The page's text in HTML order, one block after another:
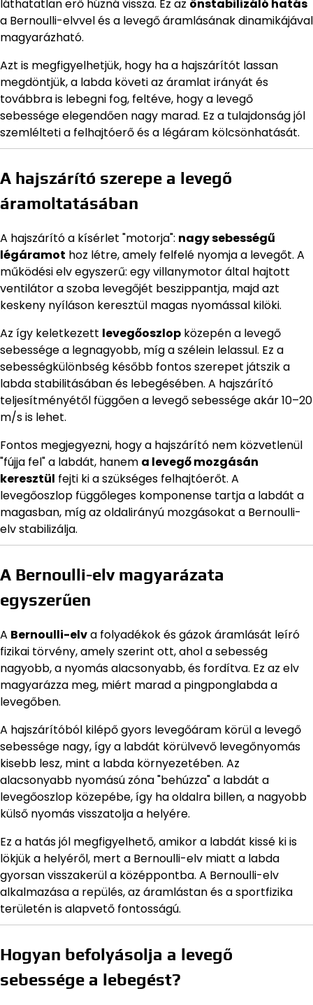
láthatatlan erő húzná vissza. Ez az önstabilizáló hatás
a Bernoulli-elvvel és a levegő áramlásának dinamikájával
magyarázható.
Azt is megfigyelhetjük, hogy ha a hajszárítót lassan
megdöntjük, a labda követi az áramlat irányát és
továbbra is lebegni fog, feltéve, hogy a levegő
sebessége elegendően nagy marad. Ez a tulajdonság jól
szemlélteti a felhajtóerő és a légáram kölcsönhatását.
A hajszárító szerepe a levegő
áramoltatásában
A hajszárító a kísérlet "motorja": nagy sebességű
légáramot hoz létre, amely felfelé nyomja a levegőt. A
működési elv egyszerű: egy villanymotor által hajtott
ventilátor a szoba levegőjét beszippantja, majd azt
keskeny nyíláson keresztül magas nyomással kilöki.
Az így keletkezett levegőoszlop közepén a levegő
sebessége a legnagyobb, míg a szélein lelassul. Ez a
sebességkülönbség később fontos szerepet játszik a
labda stabilitásában és lebegésében. A hajszárító
teljesítményétől függően a levegő sebessége akár 10–20
m/s is lehet.
Fontos megjegyezni, hogy a hajszárító nem közvetlenül
"fújja fel" a labdát, hanem a levegő mozgásán
keresztül fejti ki a szükséges felhajtóerőt. A
levegőoszlop függőleges komponense tartja a labdát a
magasban, míg az oldalirányú mozgásokat a Bernoulli-
elv stabilizálja.
A Bernoulli-elv magyarázata
egyszerűen
A Bernoulli-elva folyadékok és gázok áramlását leíró
fizikai törvény, amely szerint ott, ahol a sebesség
nagyobb, a nyomás alacsonyabb, és fordítva. Ez az elv
magyarázza meg, miért marad a pingponglabda a
levegőben.
A hajszárítóból kilépő gyors levegőáram körül a levegő
sebessége nagy, így a labdát körülvevő levegőnyomás
kisebb lesz, mint a labda környezetében. Az
alacsonyabb nyomású zóna "behúzza" a labdát a
levegőoszlop közepébe, így ha oldalra billen, a nagyobb
külső nyomás visszatolja a helyére.
Ez a hatás jól megfigyelhető, amikor a labdát kissé ki is
lökjük a helyéről, mert a Bernoulli-elv miatt a labda
gyorsan visszakerül a középpontba. A Bernoulli-elv
alkalmazása a repülés, az áramlástan és a sportfizika
területén is alapvető fontosságú.
Hogyan befolyásolja a levegő
sebessége a lebegést?